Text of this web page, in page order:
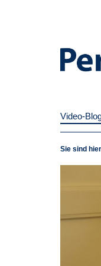
Video-
Sie sind